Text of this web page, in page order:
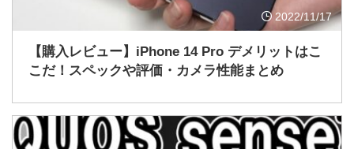
2022/11/17
【購入レビュー】iPhone 14 Pro デメリットはこ
こだ！スペックや評価・カメラ性能まとめ